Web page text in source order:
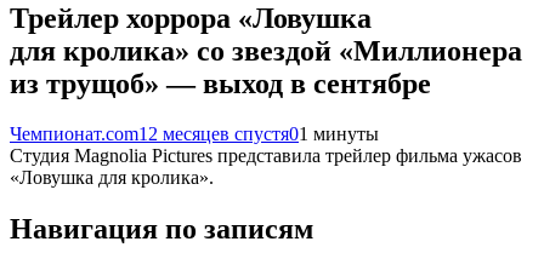
Трейлер хоррора «Ловушка
для кролика» со звездой «Миллионера
из трущоб» — выход в сентябре
Чемпионат.com12 месяцев спустя01 минуты
Студия Magnolia Pictures представила трейлер фильма ужасов
«Ловушка для кролика».
Навигация по записям